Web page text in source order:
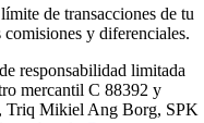
de transacciones de tu
y diferenciales.
responsabilidad limitada
mercantil C 88392 y
Triq Mikiel Ang Borg, SPK